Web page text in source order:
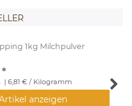
1kg Milchpulver
| 6,81 € / Kilogramm
anzeigen